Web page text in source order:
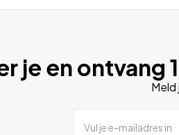
je en ontvang
Vul je e-mailadres in